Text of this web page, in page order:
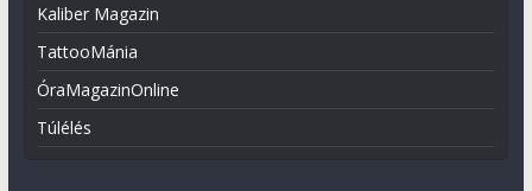
Kaliber Magazin
TattooMánia
ÓraMagazinOnline
Túlélés